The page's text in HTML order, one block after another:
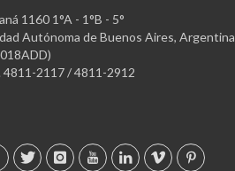
1160 1°A - 1°B - 5°
Autónoma de Buenos Aires, Argentina
4811-2117 / 4811-2912